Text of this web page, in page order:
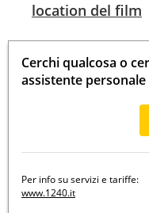
location del film
Cerchi qualcosa o
assistente
Per info su servizi e tariffe:
www.1240.it